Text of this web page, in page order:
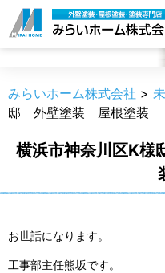
職人のうんちく
みらいホーム株式会社 >
邸 外壁塗装 屋根塗装
横浜市神奈川区K
お世話になります。
工事部主任熊坂です。